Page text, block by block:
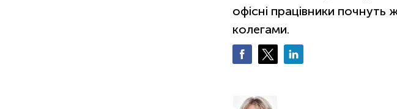
офісні працівники почнуть
колегами.